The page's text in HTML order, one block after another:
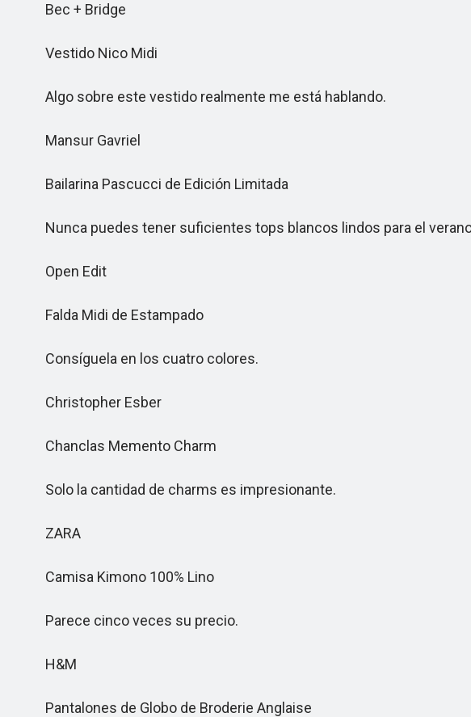
Bec + Bridge
Vestido Nico Midi
Algo sobre este vestido realmente me está hablando.
Mansur Gavriel
Bailarina Pascucci de Edición Limitada
Nunca puedes tener suficientes tops blancos lindos para el
Open Edit
Falda Midi de Estampado
Consíguela en los cuatro colores.
Christopher Esber
Chanclas Memento Charm
Solo la cantidad de charms es impresionante.
ZARA
Camisa Kimono 100% Lino
Parece cinco veces su precio.
H&M
Pantalones de Globo de Broderie Anglaise